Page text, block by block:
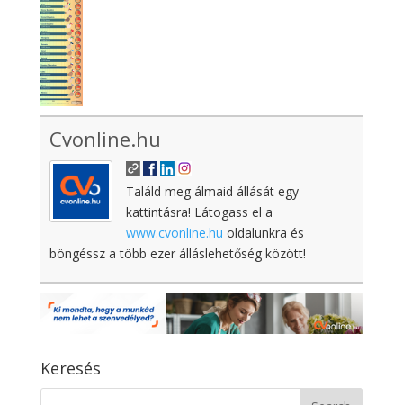
Cvonline.hu
Találd meg álmaid állását egy
kattintásra! Látogass el a
www.cvonline.hu oldalunkra és
böngéssz a több ezer álláslehetőség között!
Keresés